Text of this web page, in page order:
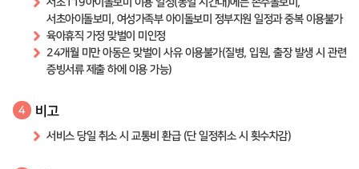
서초아이돌보미, 여성가족부 아이돌보미 정부지원 일정과 중복 이용불가
육아휴직 가정 맞벌이 미인정
24개월 미만 아동은 맞벌이 사유 이용불가(질병, 입원, 출장 발생 시 관련
증빙서류 제출 하에 이용 가능)
4 비고
서비스 당일 취소 시 교통비 환급 (단 일정취소 시 횟수차감)